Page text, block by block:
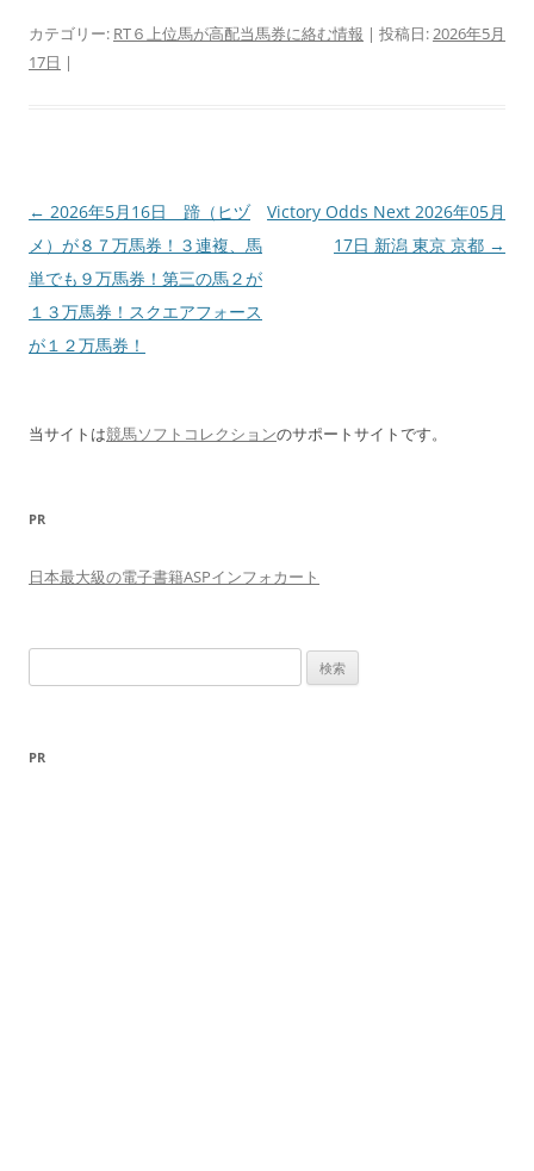
カテゴリー: RT６上位馬が高配当馬券に絡む情報 | 投稿日: 2026年5月
17日 |
投
稿
ナ
ビ
ゲ
ョ
← 2026年5月16日 蹄（ヒヅ
メ）が８７万馬券！３連複、馬
単でも９万馬券！第三の馬２が
１３万馬券！スクエアフォース
が１２万馬券！
Victory Odds Next 2026年05月
17日 新潟 東京 京都 →
当サイトは競馬ソフトコレクションのサポートサイトです。
PR
日本最大級の電子書籍ASPインフォカート
索
PR